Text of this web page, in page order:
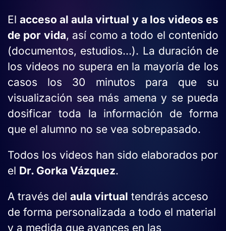
Elacceso alaula virtual y a los videos es
de por vida, así como a todo el contenido
(documentos, estudios…). La duración de
los videos no supera en la mayoría de los
casos los 30 minutos para que su
visualización sea más amena y se pueda
dosificar toda la información de forma
que el alumno no se vea sobrepasado.
Todos los videos han sido elaborados por
el Dr. Gorka Vázquez.
A través del aula virtual tendrás acceso
de forma personalizada a todo el material
y a medida que avances en las